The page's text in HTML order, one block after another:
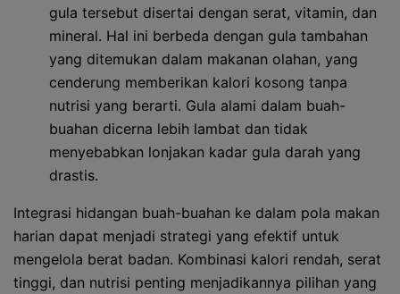
gula tersebut disertai dengan serat, vitamin, dan
mineral. Hal ini berbeda dengan gula tambahan
yang ditemukan dalam makanan olahan, yang
cenderung memberikan kalori kosong tanpa
nutrisi yang berarti. Gula alami dalam buah-
buahan dicerna lebih lambat dan tidak
menyebabkan lonjakan kadar gula darah yang
drastis.
Integrasi hidangan buah-buahan ke dalam pola makan
harian dapat menjadi strategi yang efektif untuk
mengelola berat badan. Kombinasi kalori rendah, serat
tinggi, dan nutrisi penting menjadikannya pilihan yang